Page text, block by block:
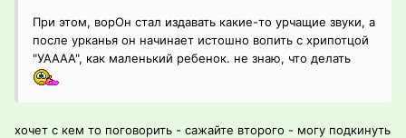
При этом, ворОн стал издавать какие-то урчащие звуки, а
после урканья он начинает истошно вопить с хрипотцой
"УАААА", как маленький ребенок. не знаю, что делать
хочет с кем то поговорить - сажайте второго - могу подкинуть